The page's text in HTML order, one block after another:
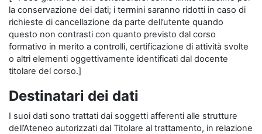
la conservazione dei dati; i termini saranno ridotti in caso di
richieste di cancellazione da parte dell’utente quando
questo non contrasti con quanto previsto dal corso
formativo in merito a controlli, certificazione di attività svolte
o altri elementi oggettivamente identificati dal docente
titolare del corso.]
Destinatari dei dati
I suoi dati sono trattati dai soggetti afferenti alle strutture
dell’Ateneo autorizzati dal Titolare al trattamento, in relazione